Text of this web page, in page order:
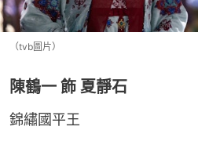
（tvb圖片）
陳鶴一 飾 夏靜石
錦繡國平王